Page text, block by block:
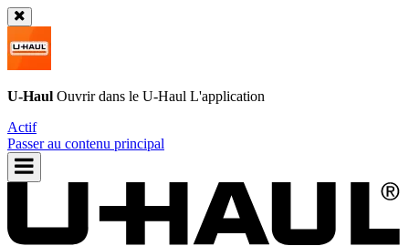
U-Haul Ouvrir dans le U-Haul L'application
Actif
Passer au contenu principal